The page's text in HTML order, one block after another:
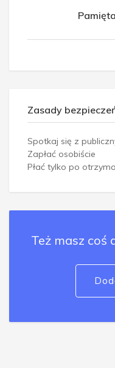
Zasady
Spotkaj się z
Zapłać osobiście
Płać tylko po
Też masz coś